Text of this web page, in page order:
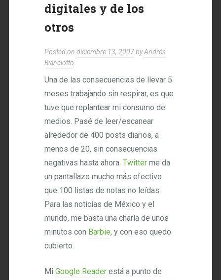
digitales y de los
otros
Posted ondiciembre 13, 2007byAndrés
Bianciotto
Una de las consecuencias de llevar 5
meses trabajando sin respirar, es que
tuve que replantear mi consumo de
medios. Pasé de leer/escanear
alrededor de 400 posts diarios, a
menos de 20, sin consecuencias
negativas hasta ahora.Twitter me da
un pantallazo mucho más efectivo
que 100 listas de notas no leídas.
Para las noticias de México y el
mundo, me basta una charla de unos
minutos con Barbie, y con eso quedo
cubierto.
MiGoogle Reader está a punto de